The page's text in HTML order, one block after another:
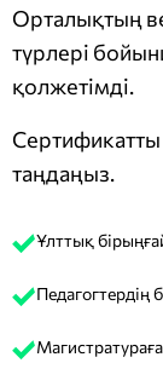
Орталықтың
түрлері
қолжетімді.
Сертификатты
таңдаңыз.
Ұлттық
Педагогтердің